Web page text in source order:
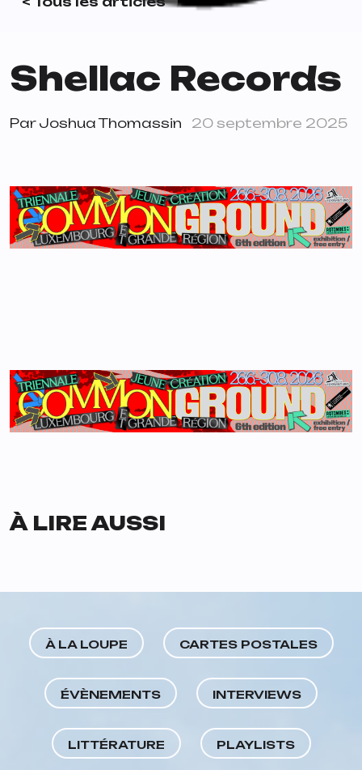
Shellac Records
Par Joshua Thomassin 20 septembre 2025
À LIRE AUSSI
À LA LOUPE CARTES POSTALES
ÉVÈNEMENTS INTERVIEWS
LITTÉRATURE PLAYLISTS